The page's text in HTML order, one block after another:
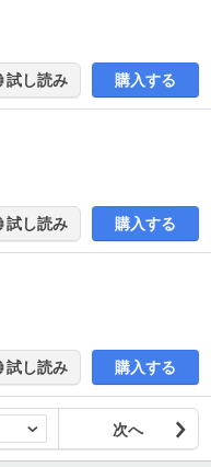
試し読み 購入する
試し読み 購入する
試し読み 購入する
次へ